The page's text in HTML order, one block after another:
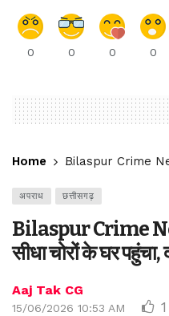
0 0 0 0
Home Bilaspur Crime
अपराध छत्तीसगढ़
Bilaspur Crime
सीधा चोरों के घर पहुंचा,
Aaj Tak CG
15/06/2026 10:53 AM 1